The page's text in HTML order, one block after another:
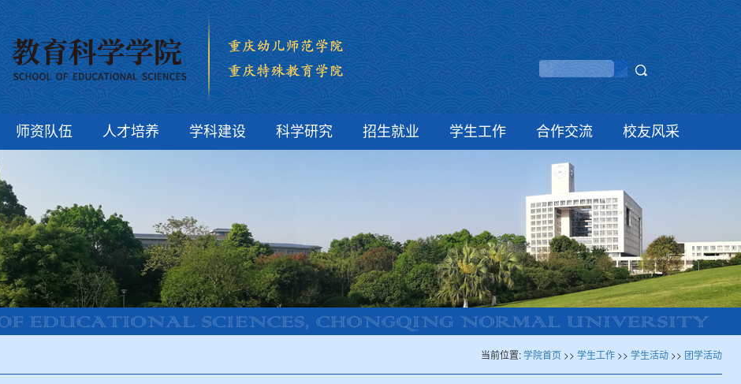
师资队伍 人才培养 学科建设 科学研究 招生就业 学生工作 合作交流 校友风采
当前位置:学院首页 >> 学生工作 >> 学生活动 >> 团学活动